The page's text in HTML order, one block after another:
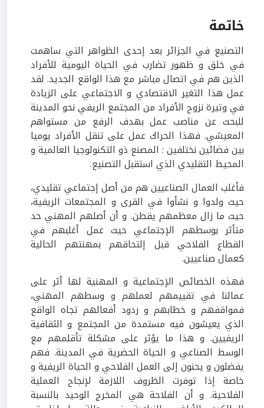
خاتمة
التصنيع في الجزائر بعد إحدى الظواهر التي ساهمت
في خلق و ظهور تضارب في الحياة اليومية للأفراد
الذين هم في اتصال مباشر مع هذا الواقع الجديد. لقد
عمل هذا التغير الاقتصادي و الاجتماعي على الزيادة
في وتيرة نزوح الأفراد من المجتمع الريفي نحو المدينة
للبحث عن مناصب عمل بهدف الرفع من مستواهم
المعيشي. فهذا الحراك عمل على تنقل الأفراد يوميا
بين فضائين نختلفين : المصنع ذو التكنولوجيا العالمية و
المحيط التقليدي الذي استقبل التصنيع.
فأغلب العمال الصناعيين هم من أصل إجتماعي تقليدي،
حيث ولدوا و نشأوا في القرى و المجتمعات الريفية،
حيث ما زال معظمهم يقطن. و أن أصلهم المهني حد
متأثر بوسطهم الإجتماعي حيث عمل أغلبهم في
القطاع الفلاحي قبل إلتحاقهم بمهنتهم الحالية
كعمال صناعيين.
فهذه الخصائص الإجتماعية و المهنية لها أثر على
عمالنا في تقييمهم لعملهم و وسطهم المهني،
فمواقفهم و خطابهم و ردود أفعالهم تجاه الواقع
الذي يعيشون فيه مستمدة من المجتمع و الثقافية
الريفيين. و هذا ما يؤثر على مشكلة تأقلمهم مع
الوسط الصناعي و الحياة الحضرية في المدينة. فهم
يفضلون و يحنون إلى العمل الفلاحي و الحياة الريفية و
خاصة إذا توفرت الظروف اللازمة لإنجاح العملية
الفلاحية. و أن الفلاحة هي المخرج الوحيد بالنسبة